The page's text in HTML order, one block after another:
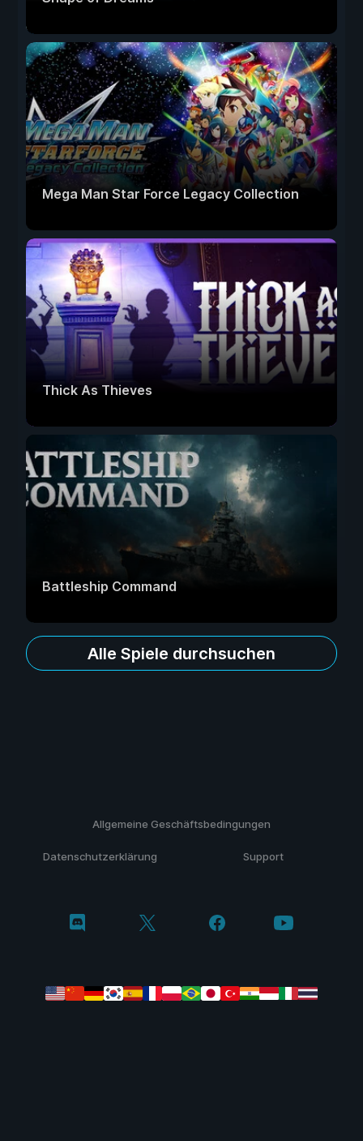
Mega Man Star Force Legacy Collection
Thick As Thieves
Battleship Command
Alle Spiele durchsuchen
Allgemeine Geschäftsbedingungen
Datenschutzerklärung Support